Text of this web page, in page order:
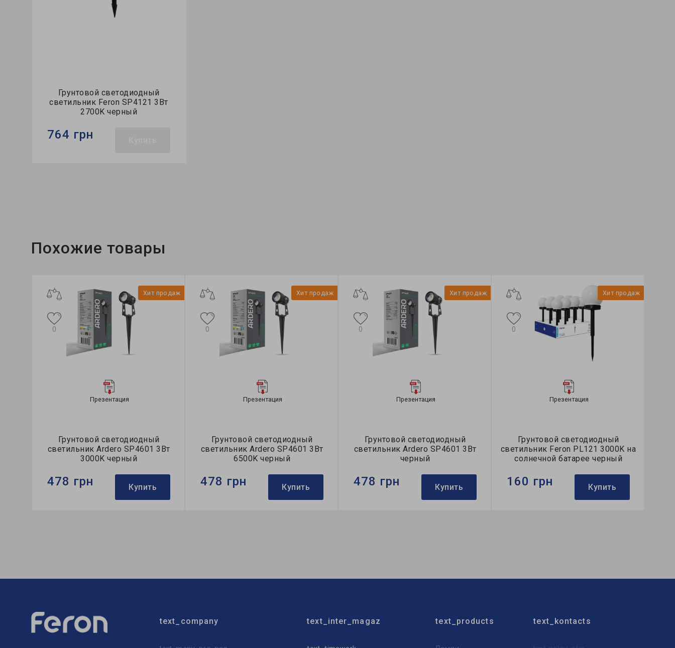
Грунтовой светодиодный
светильник Feron SP4121 3Вт
2700K черный
764 грн
Похожие товары
Хит продаж
Презентация
Грунтовой светодиодный
светильник Ardero SP4601 3Вт
3000K черный
0
478 грн Купить
Хит продаж
Презентация
Грунтовой светодиодный
светильник Ardero SP4601 3Вт
6500K черный
0
478 грн Купить
Хит продаж
Презентация
Грунтовой светодиодный
светильник Ardero SP4601 3Вт
черный
0
478 грн Купить
Хит продаж
Презентация
Грунтовой светодиодный
светильник Feron PL121 3000K на
солнечной батарее черный
0
160 грн Купить
text_company text_inter_magaz text_products text_kontacts